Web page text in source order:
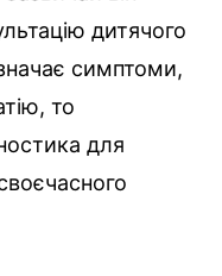
дитячого
симптоми,
то
для